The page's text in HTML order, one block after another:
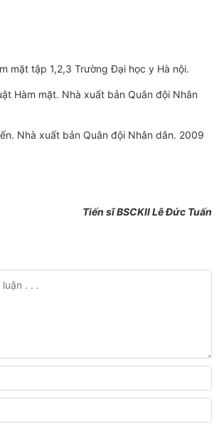
mặt tập 1,2,3 Trường Đại học y Hà nội.
Hàm mặt. Nhà xuất bản Quân đội Nhân
Nhà xuất bản Quân đội Nhân dân. 2009
Tiến sĩ BSCKII Lê Đức Tuấn